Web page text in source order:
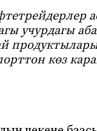
учурдагы
көз